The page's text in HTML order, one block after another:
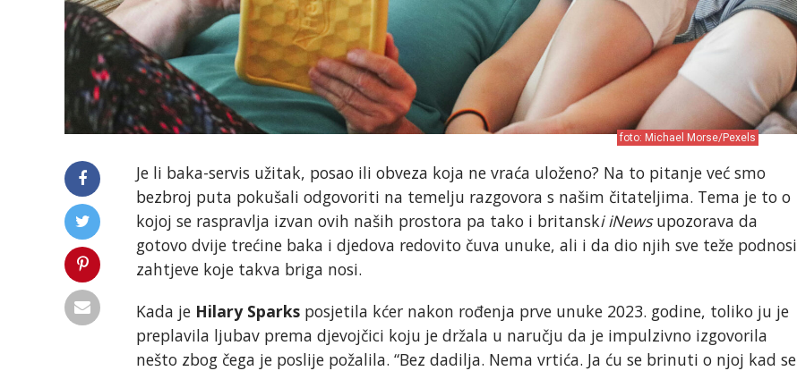
foto: Michael Morse/Pexels
Je li baka-servis užitak, posao ili obveza koja ne vraća uloženo? Na to pitanje već smo
bezbroj puta pokušali odgovoriti na temelju razgovora s našim čitateljima. Tema je to o
kojoj se raspravlja izvan ovih naših prostora pa tako i britanski iNewsupozorava da
gotovo dvije trećine baka i djedova redovito čuva unuke, ali i da dio njih sve teže podnosi
zahtjeve koje takva briga nosi.
Kada je Hilary Sparks posjetila kćer nakon rođenja prve unuke 2023. godine, toliko ju je
preplavila ljubav prema djevojčici koju je držala u naručju da je impulzivno izgovorila
nešto zbog čega je poslije požalila. “Bez dadilja. Nema vrtića. Ja ću se brinuti o njoj kad se